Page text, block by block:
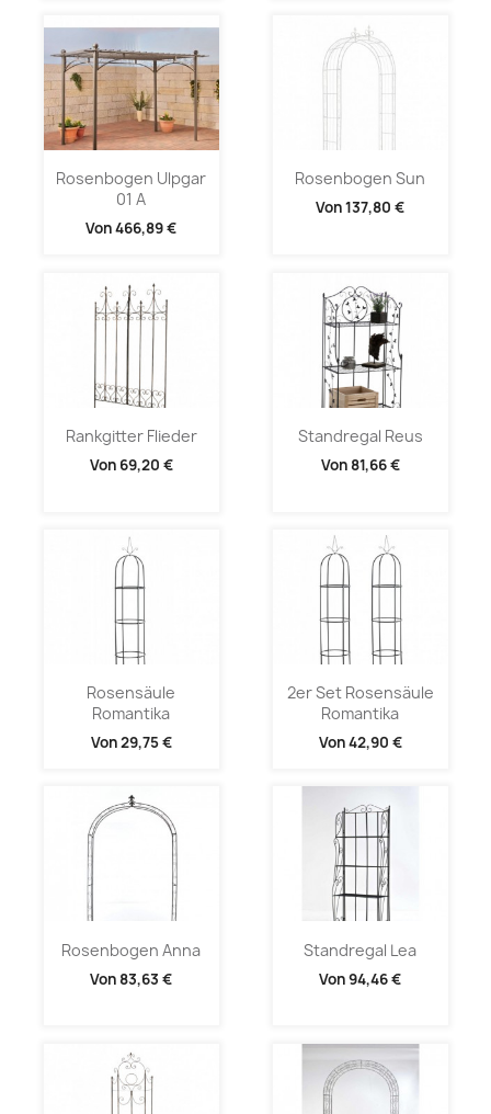
Rosenbogen Ulpgar
01 A
Von466,89 €
Rosenbogen Sun
Von137,80 €
Rankgitter Flieder
Von 69,20 €
Standregal Reus
Von 81,66 €
Rosensäule
Romantika
Von29,75 €
2er Set Rosensäule
Romantika
Von42,90 €
Rosenbogen Anna
Von 83,63 €
Standregal Lea
Von94,46 €